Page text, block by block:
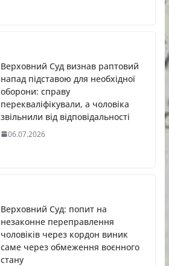
Верховний Суд визнав раптовий
напад підставою для необхідної
оборони: справу
перекваліфікували, а чоловіка
звільнили від відповідальності
06.07.2026
Верховний Суд: попит на
незаконне переправлення
чоловіків через кордон виник
саме через обмеження воєнного
стану